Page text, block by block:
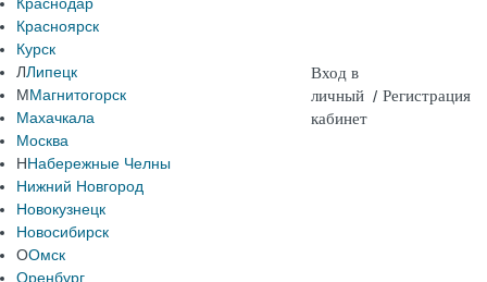
Красноярск
Курск
ЛЛипецк
ММагнитогорск
Махачкала
Москва
ННабережные Челны
Нижний Новгород
Новокузнецк
Новосибирск
ООмск
Оренбург
Вход в
личный
кабинет
/ Регистрация